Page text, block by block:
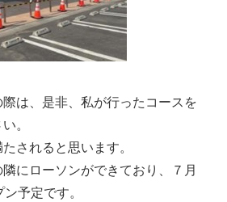
は、是非、私が行ったコースを
。
されると思います。
にローソンができており、７月
予定です。